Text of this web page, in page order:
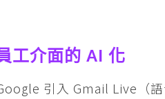
工介面的 AI 化
引入 Gmail Live（